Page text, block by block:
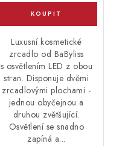
Luxusní kosmetické
zrcadlo od BaByliss
s osvětlením LED z obou
stran. Disponuje dvěmi
zrcadlovými plochami -
jednou obyčejnou a
druhou zvětšující.
Osvětlení se snadno
zapíná a...